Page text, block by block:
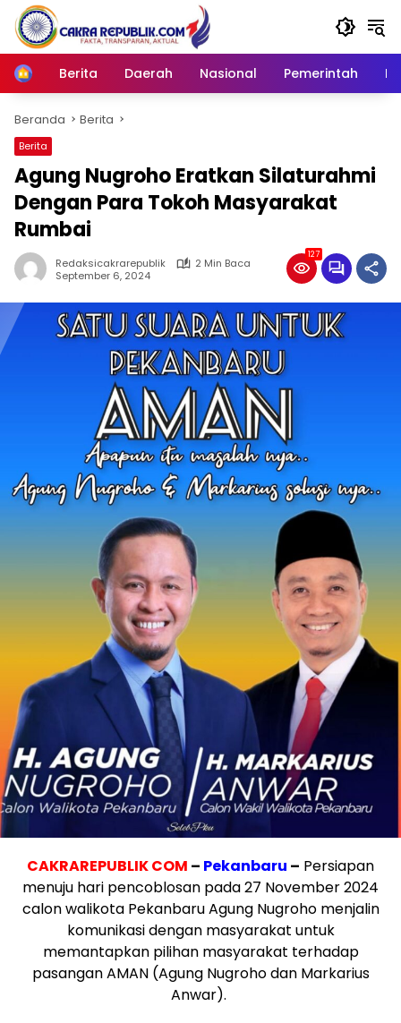
Langsung
konten
Home
Berita Daerah Nasional Pemerintah
Beranda Berita
Berita
Agung Nugroho Eratkan Silaturahmi
Dengan Para Tokoh Masyarakat
Rumbai
Redaksicakrarepublik
2 Min Baca
September 6, 2024
127
CAKRAREPUBLIK COM – Pekanbaru – Persiapan
menuju hari pencoblosan pada 27 November 2024
calon walikota Pekanbaru Agung Nugroho menjalin
komunikasi dengan masyarakat untuk
memantapkan pilihan masyarakat terhadap
pasangan AMAN (Agung Nugroho dan Markarius
Anwar).